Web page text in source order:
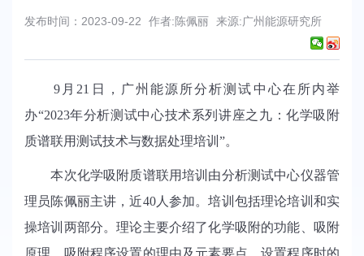
发布时间：2023-09-22 作者:陈佩丽 来源:广州能源研究所
9 月 21 日，广州能源所分析测试中心在所内举
办“2023年分析测试中心技术系列讲座之九：化学吸附
质谱联用测试技术与数据处理培训 ”。
本次化学吸附质谱联用培训由分析测试中心仪器管
理员陈佩丽主讲，近40人参加。培训包括理论培训和实
操培训两部分。理论主要介绍了化学吸附的功能、吸附
原理、吸附程序设置的理由及元素要点、设置程序时的